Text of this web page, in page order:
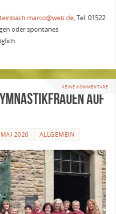
, Tel. 01522
oder spontanes
KEINE KOMMENTARE
auf
2026 ALLGEMEIN